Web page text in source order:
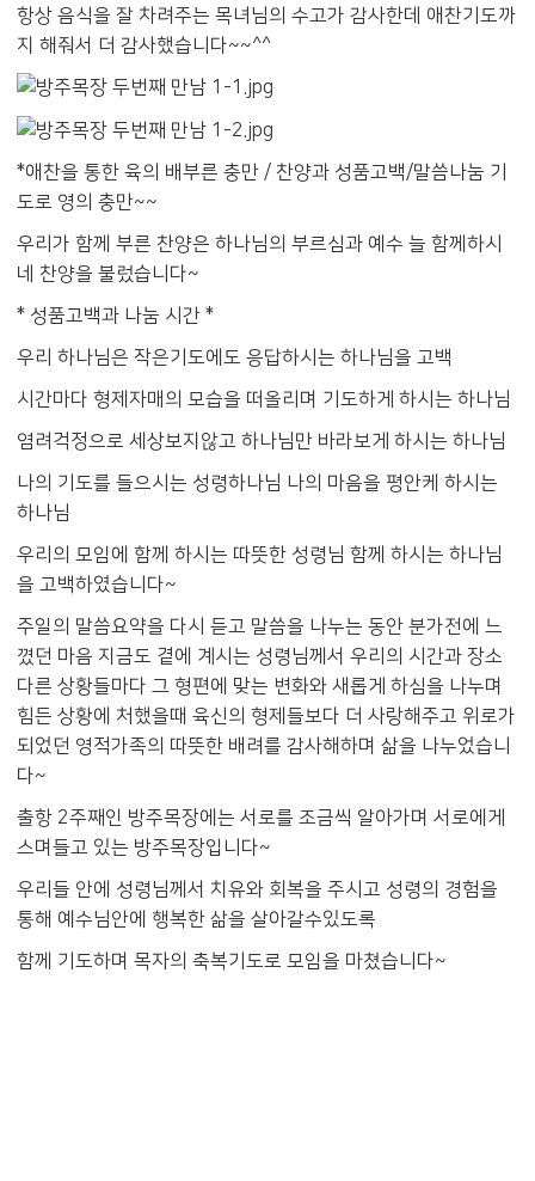
항상 음식을 잘 차려주는 목녀님의 수고가 감사한데 애찬기도까
지 해줘서 더 감사했습니다~~^^
*애찬을 통한 육의 배부른 충만 / 찬양과 성품고백/말씀나눔 기
도로 영의 충만~~
우리가 함께 부른 찬양은 하나님의 부르심과 예수 늘 함께하시
네 찬양을 불렀습니다~
* 성품고백과 나눔 시간 *
우리 하나님은 작은기도에도 응답하시는 하나님을 고백
시간마다 형제자매의 모습을 떠올리며 기도하게 하시는 하나님
염려걱정으로 세상보지않고 하나님만 바라보게 하시는 하나님
나의 기도를 들으시는 성령하나님 나의 마음을 평안케 하시는
하나님
우리의 모임에 함께 하시는 따뜻한 성령님 함께 하시는 하나님
을 고백하였습니다~
주일의 말씀요약을 다시 듣고 말씀을 나누는 동안 분가전에 느
꼈던 마음 지금도 곁에 계시는 성령님께서 우리의 시간과 장소
다른 상황들마다 그 형편에 맞는 변화와 새롭게 하심을 나누며
힘든 상황에 처했을때 육신의 형제들보다 더 사랑해주고 위로가
되었던 영적가족의 따뜻한 배려를 감사해하며 삶을 나누었습니
다~
출항 2주째인 방주목장에는 서로를 조금씩 알아가며 서로에게
스며들고 있는 방주목장입니다~
우리들 안에 성령님께서 치유와 회복을 주시고 성령의 경험을
통해 예수님안에 행복한 삶을 살아갈수있도록
함께 기도하며 목자의 축복기도로 모임을 마쳤습니다~